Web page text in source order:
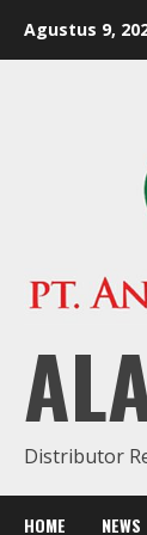
Agustus 9,
Distributor
HOME NEWS